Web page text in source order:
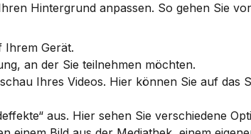
Hintergrund anpassen. So gehen Sie
Ihrem Gerät.
an der Sie teilnehmen möchten.
Ihres Videos. Hier können Sie auf das
aus. Hier sehen Sie verschiedene